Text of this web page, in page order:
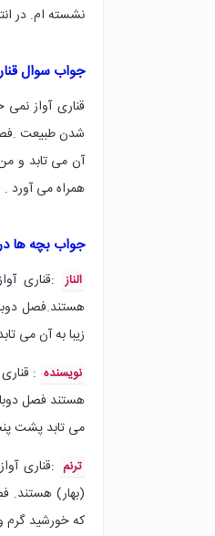
نشسته ام. در
جواب سوال
قناری آواز
شدن طبیعت
آن می تابد و
همراه می آورد .
جواب بچه ها
الناز :قناری
هستند.فصل
زیبا به آن می
نویسنده :
هستند فصل
می تابد پشت
ترنم :قناری
(بهار) هستند.
که خورشید گرم